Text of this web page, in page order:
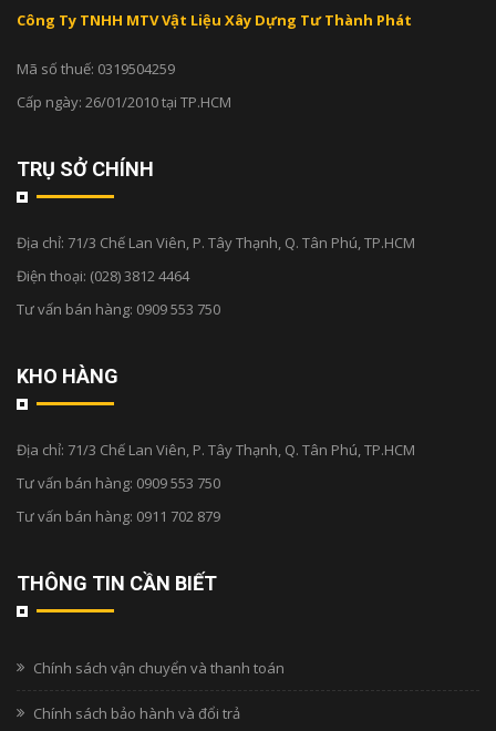
Công Ty TNHH MTV Vật Liệu Xây Dựng Tư Thành Phát
Mã số thuế: 0319504259
Cấp ngày: 26/01/2010 tại TP.HCM
TRỤ SỞ CHÍNH
Địa chỉ: 71/3 Chế Lan Viên, P. Tây Thạnh, Q. Tân Phú, TP.HCM
Điện thoại: (028) 3812 4464
Tư vấn bán hàng: 0909 553 750
KHO HÀNG
Địa chỉ: 71/3 Chế Lan Viên, P. Tây Thạnh, Q. Tân Phú, TP.HCM
Tư vấn bán hàng: 0909 553 750
Tư vấn bán hàng: 0911 702 879
THÔNG TIN CẦN BIẾT
Chính sách vận chuyển và thanh toán
Chính sách bảo hành và đổi trả